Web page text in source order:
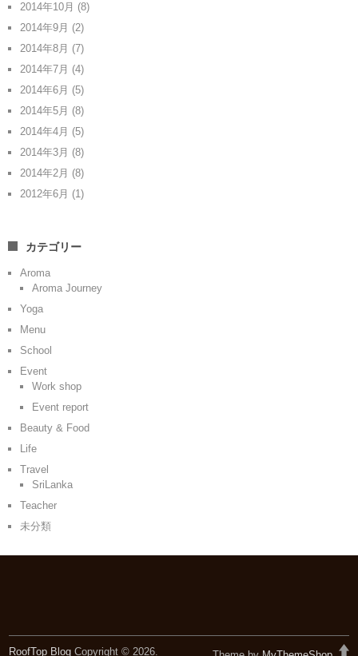
2014年10月 (8)
2014年9月 (2)
2014年8月 (7)
2014年7月 (4)
2014年6月 (5)
2014年5月 (8)
2014年4月 (5)
2014年3月 (8)
2014年2月 (8)
2012年6月 (1)
カテゴリー
Aroma
Aroma Journey
Yoga
Menu
School
Event
Work shop
Event report
Beauty & Food
Life
Travel
SriLanka
Teacher
未分類
RoofTop Blog Copyright © 2026.